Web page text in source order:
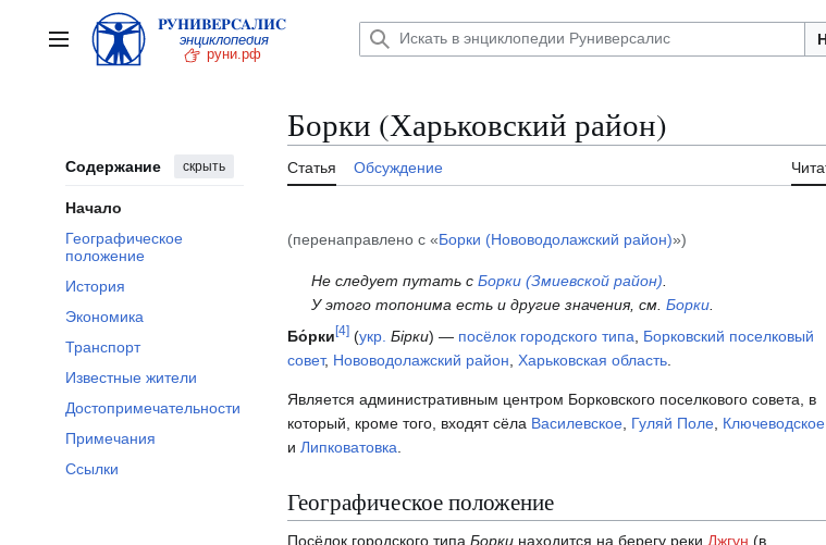
содержаниюГлавное меню
Содержание скрыть
Начало
Географическое
положение
История
Экономика
Транспорт
Известные жители
Достопримечательности
Примечания
Ссылки
Борки (Харьковский район)
Статья Обсуждение
(перенаправлено с «Борки (Нововодолажский район)»)
Не следует путать сБорки (Змиевской район)
У этого топонима есть и другие значения, см.Борки
Бо́рки [4] (укр. Бірки) — посёлок городского типа
Борковский поселковый
совет, Нововодолажский район Харьковская область
Является административным центром Борковского поселкового совета, в
который, кроме того, входят сёла Василевское Гуляй Поле Ключеводское
и Липковатовка
Географическое положение
Посёлок городского типа Борки находится на берегу реки Джгун (в